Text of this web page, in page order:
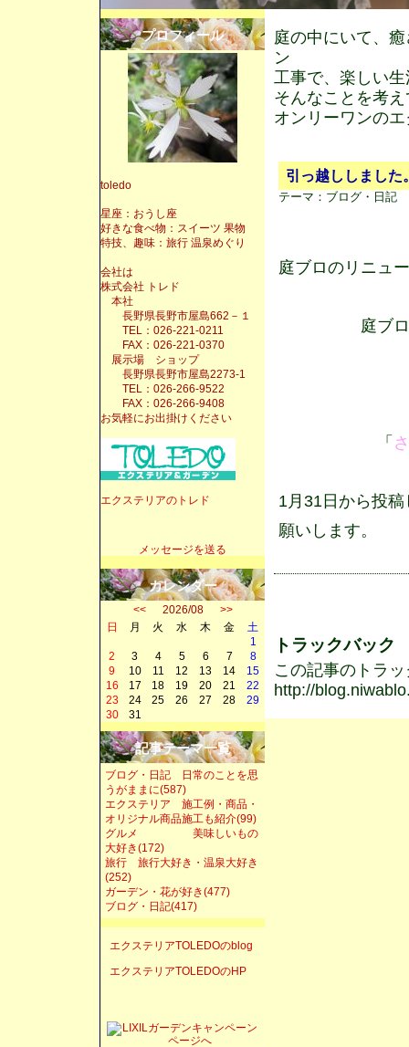
庭の中にいて、
ン
工事で、楽しい
そんなことを考
オンリーワンの
引っ越ししました
テーマ： ブログ・日記
庭ブロのリニュ
庭ブロ+の
「
1月31日から投
願いします。
トラックバック
この記事のトラ
http://
プロフィール
toledo
星座：おうし座
好きな食べ物：スイーツ 果物
特技、趣味：旅行 温泉めぐり
会社は
株式会社 トレド
本社
長野県長野市屋島662－１
TEL：026-221-0211
FAX：026-221-0370
展示場 ショップ
長野県長野市屋島2273-1
TEL：026-266-9522
FAX：026-266-9408
お気軽にお出掛けください
エクステリアのトレド
メッセージを送る
カレンダー
<<2026/08 >>
日
月 火 水 木 金
土
1
2
3 4 5 6 7
8
9
10 11 12 13 14
15
16
17 18 19 20 21
22
23
24 25 26 27 28
29
30
31
記事テーマ一覧
ブログ・日記 日常のことを思
うがままに(587)
エクステリア 施工例・商品・
オリジナル商品施工も紹介(99)
グルメ 美味しいもの
大好き(172)
旅行 旅行大好き・温泉大好き
(252)
ガーデン・花が好き(477)
ブログ・日記(417)
エクステリアTOLEDOのblog
エクステリアTOLEDOのHP